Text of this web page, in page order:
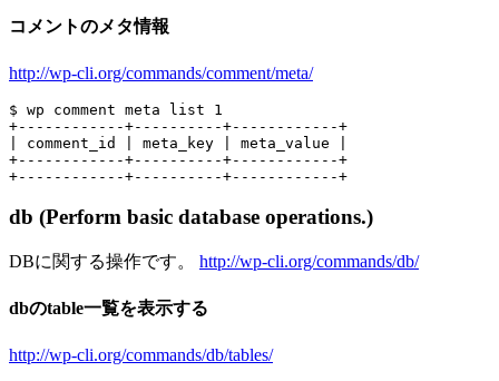
コメントのメタ情報
http://wp-cli.org/commands/comment/meta/
$ wp comment meta list 1
+------------+----------+------------+
| comment_id | meta_key | meta_value |
+------------+----------+------------+
db (Perform basic database operations.)
DBに関する操作です。 http://wp-cli.org/commands/db/
dbのtable一覧を表示する
http://wp-cli.org/commands/db/tables/